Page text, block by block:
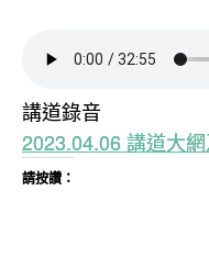
講道錄音
2023.04.06 講道大
請按讚：